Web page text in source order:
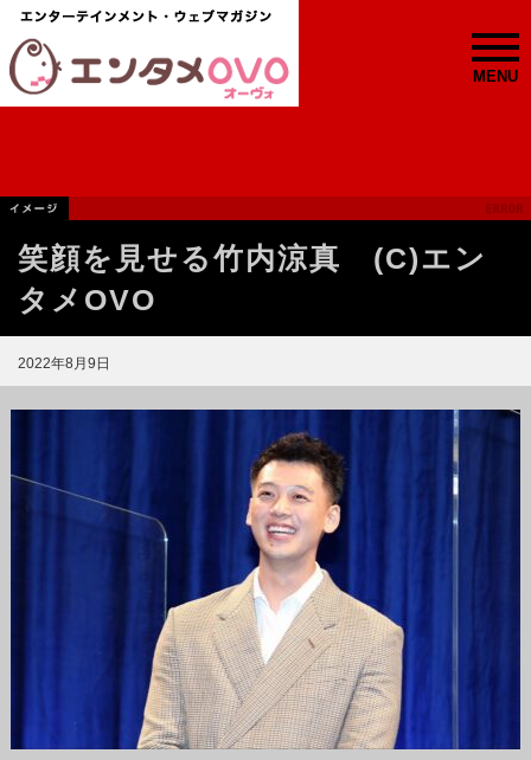
MENU
笑顔を見せる竹内涼真 (C)エン
タメOVO
2022年8月9日